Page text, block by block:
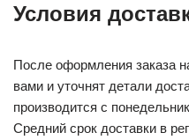
Условия
После оформления заказа
вами и уточнят детали
производится с
Средний срок доставки в